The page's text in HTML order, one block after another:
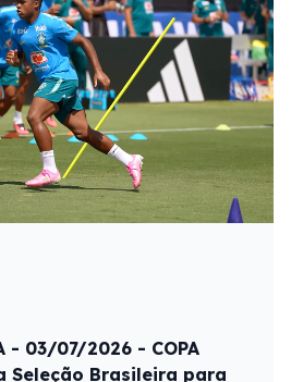
- 03/07/2026 - COPA
Seleção Brasileira para